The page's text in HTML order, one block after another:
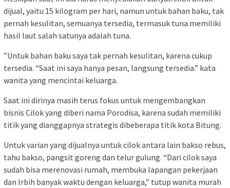
dijual, yaitu 15 kilogram per hari, namun untuk bahan baku, tak
pernah kesulitan, semuanya tersedia, termasuk tuna.memiliki
hasil laut salah satunya adalah tuna.
”Untuk bahan baku saya tak pernah kesulitan, karena cukup
tersedia. “Saat ini saya hanya pesan, langsung tersedia.” kata
wanita yang mencintai keluarga.
Saat ini dirinya masih terus fokus untuk mengembangkan
bisnis Cilok yang diberi nama Porodisa, karena sudah memiliki
titik yang dianggapnya strategis dibeberapa titik kota Bitung.
Untuk varian yang dijualnya untuk cilok antara lain bakso rebus,
tahu bakso, pangsit goreng dan telur gulung. “Dari cilok saya
sudah bisa merenovasi rumah, membuka lapangan pekerjaan
dan lrbih banyak waktu dengan keluarga,” tutup wanita murah